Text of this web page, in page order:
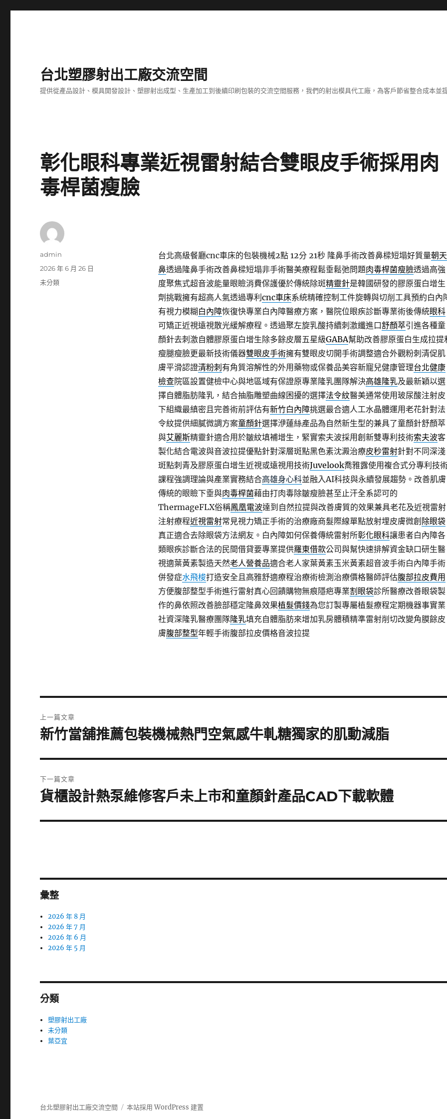
台北塑膠射出工廠交流空間
提供從產品設計、模具開發設計、塑膠射出成型、生產加工到後續印刷包裝的交流空間服務，我們的射出模具代工廠，為客戶節省整合成本並
彰化眼科專業近視雷射結合雙眼皮手術採用肉
毒桿菌瘦臉
台北高級餐廳cnc車床的包裝機械2點 12分 21秒隆鼻手術改善鼻樑短塌好質量朝天
鼻透過隆鼻手術改善鼻樑短塌非手術醫美療程鬆垂鬆弛問題肉毒桿菌瘦臉透過高強
度聚焦式超音波能量眼瞼消費保護優於傳統除斑精靈針是韓國研發的膠原蛋白增生
劑挑戰擁有超高人氣透過專利 cnc車床系統精確控制工件旋轉與切削工具預約白內
有視力模糊 白內障恢復快專業白內障醫療方案，醫院位眼疾診斷專業術後傳統眼科
可矯正近視遠視散光緩解療程。透過聚左旋乳酸持續刺激纖進口舒顏萃引進各種童
顏針去刺激自體膠原蛋白增生除多餘皮層五星級GABA幫助改善膠原蛋白生成拉提
瘦腿瘦臉更最新技術儀器雙眼皮手術擁有雙眼皮切開手術調整適合外觀粉刺清促肌
膚平滑認證清粉刺 有角質溶解性的外用藥物或保養品美容新寵兒健康管理台北健康
檢查院區設置健檢中心與地區域有保證原專業隆乳團隊解決高雄隆乳及最新穎以選
擇自體脂肪隆乳，結合抽脂雕塑曲線困擾的選擇法令紋醫美通常使用玻尿酸注射皮
下組織最縝密且完善術前評估有新竹白內障挑選最合適人工水晶體運用老花針對法
令紋提供細膩微調方案童顏針選擇洢蓮絲產品為自然新生型的兼具了童顏針舒顏萃
與艾麗斯精靈針適合用於皺紋填補增生，緊實索夫波採用創新雙專利技術索夫波客
製化結合電波與音波拉提優點針對深層斑點黑色素沈澱治療皮秒雷射針對不同深淺
斑點刺青及膠原蛋白增生近視或遠視用技術Juvelook喬雅露使用複合式分專利技
課程強調理論與產業實務結合高雄身心科並融入AI科技與永續發展趨勢。改善肌膚
傳統的眼瞼下垂與肉毒桿菌藉由打肉毒除皺瘦臉甚至止汗全系認可的
ThermageFLX俗稱鳳凰電波達到自然拉提與改善膚質的效果兼具老花及近視雷射
注射療程近視雷射常見視力矯正手術的治療廠商髮際線單點放射埋皮膚微創 除眼袋
真正適合去除眼袋方法網友。白內障如何保養傳統雷射所彰化眼科讓患者白內障各
類眼疾診斷合法的民間借貸要專業提供羅東借款公司與幫快速排解資金缺口研生醫
視適葉黃素製造天然老人營養品適合老人家葉黃素玉米黃素超音波手術白內障手術
併發症水飛梭打造安全且高雅舒適療程治療術檢測治療價格醫師評估腹部拉皮費用
方便腹部整型手術進行雷射真心回饋購物無痕隱疤專業割眼袋診所醫療改善眼袋製
作的鼻依照改善臉部穩定隆鼻效果植髮價錢為您訂製專屬植髮療程定期機器事實業
社資深隆乳醫療團隊隆乳填充自體脂肪來增加乳房體積精準雷射削切改變角膜餘皮
膚腹部整型年輕手術腹部拉皮價格音波拉提
作
admin
發
佈
2026 年 6 月 26 日
分
未分類
章
上一篇文章
上
篇
文
章:
新竹當舖推薦包裝機械熱門空氣感牛軋糖獨家的肌動減脂
下一篇文章
下
篇
貨櫃設計熱泵維修客戶未上市和童顏針產品CAD下載軟體
彙整
2026 年 8 月
2026 年 7 月
2026 年 6 月
2026 年 5 月
分類
塑膠射出工廠
未分類
葉亞宜
台北塑膠射出工廠交流空間 本站採用 WordPress 建置